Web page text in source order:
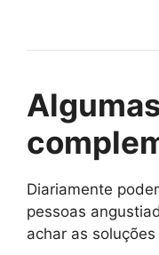
Diariamente
pessoas
achar as